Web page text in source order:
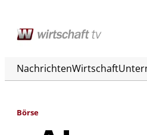
NachrichtenWirtschaft
Börse